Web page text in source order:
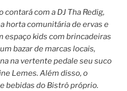
com a DJ Tha Redig,
horta comunitária de ervas e
espaço kids com brincadeiras
bazar de marcas locais,
na vertente pedale seu suco
Lemes. Além disso, o
bebidas do Bistrô próprio.